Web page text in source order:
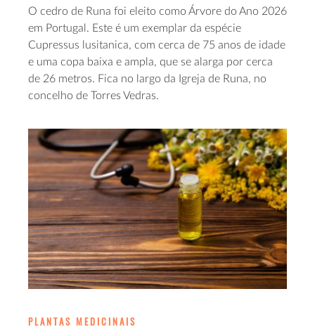
O cedro de Runa foi eleito como Árvore do Ano 2026
em Portugal. Este é um exemplar da espécie
Cupressus lusitanica, com cerca de 75 anos de idade
e uma copa baixa e ampla, que se alarga por cerca
de 26 metros. Fica no largo da Igreja de Runa, no
concelho de Torres Vedras.
PLANTAS MEDICINAIS